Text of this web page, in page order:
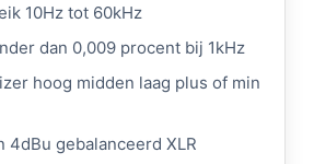
10Hz tot 60kHz
dan 0,009 procent bij 1kHz
hoog midden laag plus of min
4dBu gebalanceerd XLR